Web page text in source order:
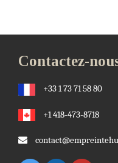
Contactez-
+33 1 73 71 58 80
+1 418-473-8718